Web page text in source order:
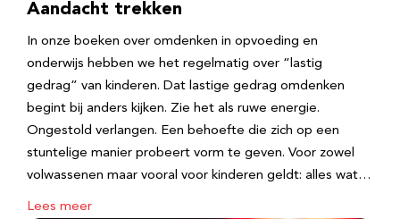
Aandacht trekken
In onze boeken over omdenken in opvoeding en
onderwijs hebben we het regelmatig over “lastig
gedrag” van kinderen. Dat lastige gedrag omdenken
begint bij anders kijken. Zie het als ruwe energie.
Ongestold verlangen. Een behoefte die zich op een
stuntelige manier probeert vorm te geven. Voor zowel
volwassenen maar vooral voor kinderen geldt: alles wat…
Lees meer